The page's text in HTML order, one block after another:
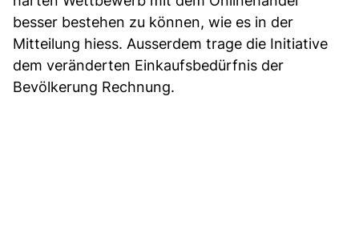
besser bestehen zu können, wie es in der
Mitteilung hiess. Ausserdem trage die Initiative
dem veränderten Einkaufsbedürfnis der
Bevölkerung Rechnung.